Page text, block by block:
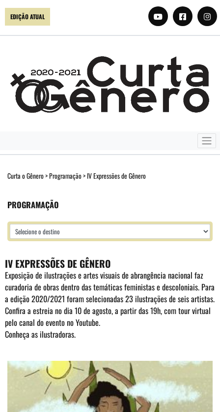
EDIÇÃO ATUAL
Curta o Gênero>Programação> IV Expressões de Gênero
PROGRAMAÇÃO
IV EXPRESSÕES DE GÊNERO
Exposição de ilustrações e artes visuais de abrangência nacional faz
curadoria de obras dentro das temáticas feministas e descoloniais. Para
a edição 2020/2021 foram selecionadas 23 ilustrações de seis artistas.
Confira a estreia no dia 10 de agosto, a partir das 19h, com tour virtual
pelocanal do evento no Youtube.
Conheça as ilustradoras.